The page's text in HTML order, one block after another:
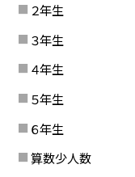
２年生
３年生
４年生
５年生
６年生
算数少人数